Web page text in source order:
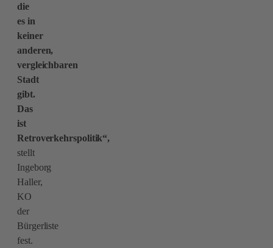
die
es in
keiner
anderen,
vergleichbaren
Stadt
gibt.
Das
ist
Retroverkehrspolitik“,
stellt
Ingeborg
Haller,
KO
der
Bürgerliste
fest.